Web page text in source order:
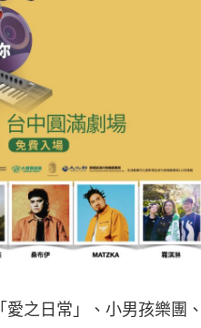
之日常」、小男孩樂團、